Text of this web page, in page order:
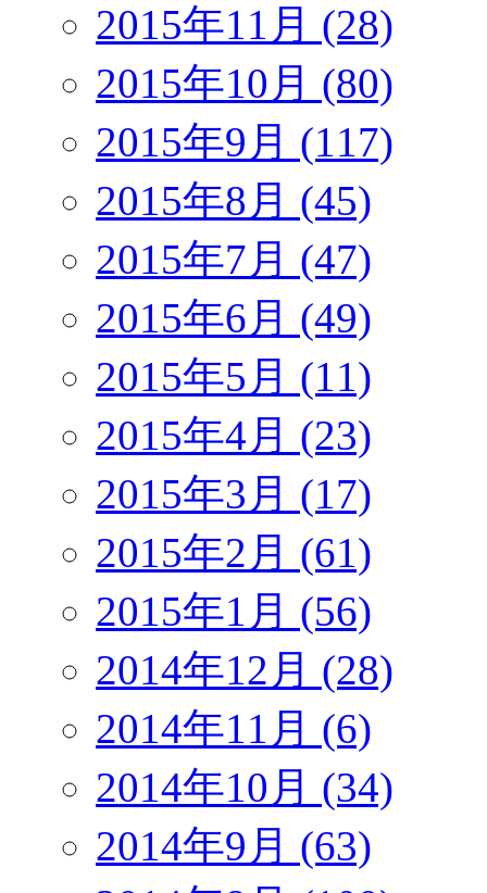
2015年11月 (28)
2015年10月 (80)
2015年9月 (117)
2015年8月 (45)
2015年7月 (47)
2015年6月 (49)
2015年5月 (11)
2015年4月 (23)
2015年3月 (17)
2015年2月 (61)
2015年1月 (56)
2014年12月 (28)
2014年11月 (6)
2014年10月 (34)
2014年9月 (63)